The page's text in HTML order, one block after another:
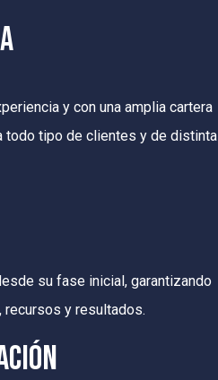
y con una amplia cartera
todo tipo de clientes y de distinta
su fase inicial, garantizando
recursos y resultados.